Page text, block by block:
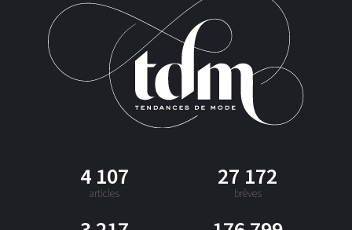
4 107
articles
27 172
brèves